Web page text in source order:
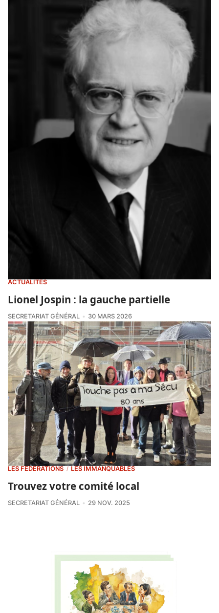
ACTUALITÉS
Lionel Jospin : la gauche partielle
SECRETARIAT GÉNÉRAL 30 MARS 2026
LES FÉDÉRATIONS / LES IMMANQUABLES
Trouvez votre comité local
SECRETARIAT GÉNÉRAL 29 NOV. 2025